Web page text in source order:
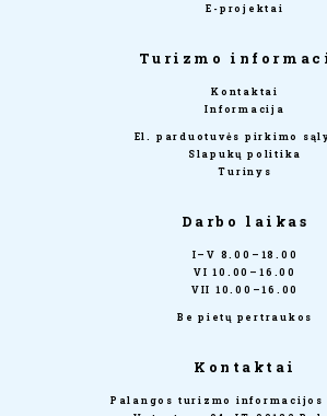
E-projektai
Turizmo
Kontaktai
Informacija
El. parduotuvės pirkimo
Slapukų politika
Turinys
Darbo laikas
I–V 8.00–18.00
VI 10.00–16.00
VII 10.00–16.00
Be pietų pertraukos
Kontaktai
Palangos turizmo informacijos